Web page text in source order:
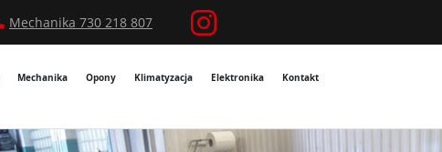
Mechanika 730 218 807
Mechanika Opony Klimatyzacja Elektronika Kontakt